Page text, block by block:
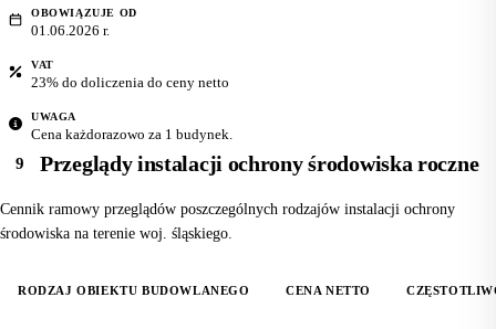
OBOWIĄZUJE OD
01.06.2026 r.
VAT
23% do doliczenia do ceny netto
UWAGA
Cena każdorazowo za 1 budynek.
9 Przeglądy instalacji ochrony środowiska roczne
Cennik ramowy przeglądów poszczególnych rodzajów instalacji ochrony
środowiska na terenie woj. śląskiego.
RODZAJ OBIEKTU BUDOWLANEGO CENA NETTO